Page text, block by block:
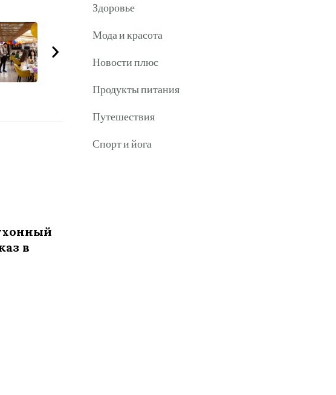
в
Здоровье
Мода и красота
Новости плюс
Продукты питания
Путешествия
Спорт и йога